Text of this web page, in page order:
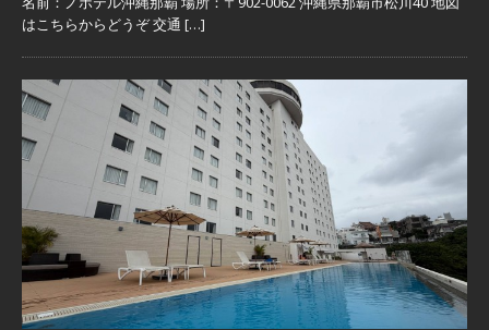
はこちらからどうぞ 交通 […]